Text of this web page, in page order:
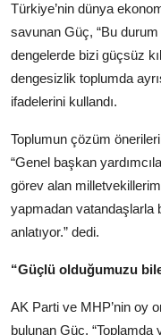
Türkiye’nin dünya
savunan Güç, “Bu
dengelerde bizi güçsüz
dengesizlik toplumda
ifadelerini kullandı.
Toplumun çözüm
“Genel başkan
görev alan
yapmadan vatandaşlarla
anlatıyor.” dedi.
“Güçlü olduğumuzu
AK Parti ve MHP’nin oy
bulunan Güç, “Toplamda